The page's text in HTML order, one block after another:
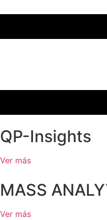
QP-Insights
Ver más
MASS
Ver más